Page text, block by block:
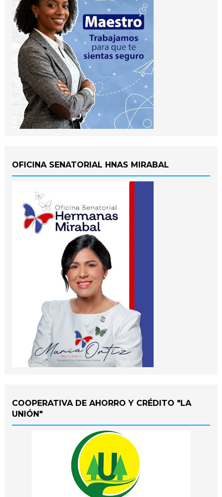
OFICINA SENATORIAL HNAS MIRABAL
COOPERATIVA DE AHORRO Y CRÉDITO "LA
UNIÓN"